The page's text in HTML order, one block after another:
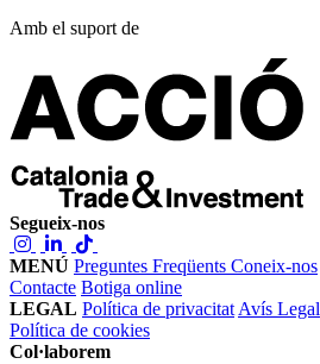
Amb el suport de
Segueix-nos
MENÚ Preguntes Freqüents Coneix-nos
Contacte Botiga online
LEGAL Política de privacitat Avís Legal
Política de cookies
Col·laborem